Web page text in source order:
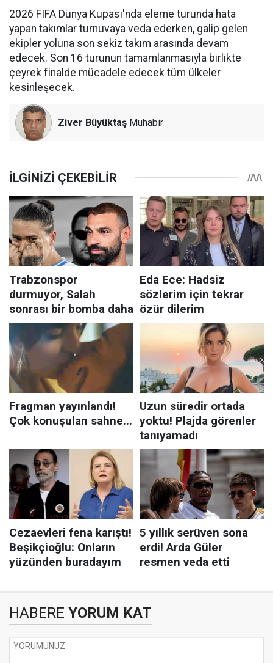
2026 FIFA Dünya Kupası'nda eleme turunda hata
yapan takımlar turnuvaya veda ederken, galip gelen
ekipler yoluna son sekiz takım arasında devam
edecek. Son 16 turunun tamamlanmasıyla birlikte
çeyrek finalde mücadele edecek tüm ülkeler
kesinleşecek.
Ziver Büyüktaş Muhabir
HABERE YORUM KAT